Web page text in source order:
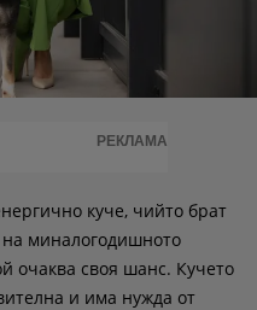
РЕКЛАМА
куче, чийто брат
миналогодишното
очаква своя шанс. Кучето
и има нужда от